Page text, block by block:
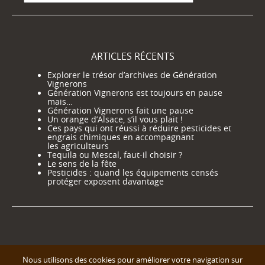
ARTICLES RÉCENTS
Explorer le trésor d’archives de Génération
Vignerons
Génération Vignerons est toujours en pause
mais…
Génération Vignerons fait une pause
Un orange d’Alsace, s’il vous plait !
Ces pays qui ont réussi à réduire pesticides et
engrais chimiques en accompagnant
les agriculteurs
Tequila ou Mescal, faut-il choisir ?
Le sens de la fête
Pesticides : quand les équipements censés
protéger exposent davantage
Nous utilisons des cookies pour améliorer votre navigation sur